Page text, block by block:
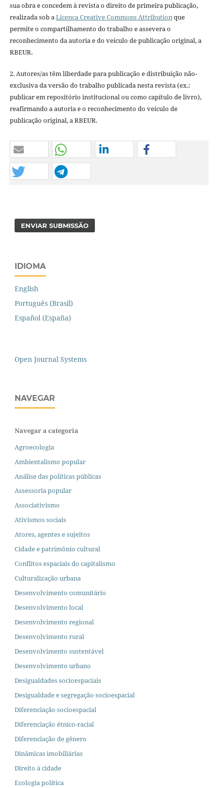
sua obra e concedem à revista o direito de primeira publicação,
realizada sob aLicença Creative Commons Attributionque
permite o compartilhamento do trabalho e assevera o
reconhecimento da autoria e do veículo de publicação original, a
RBEUR.
2. Autores/as têm liberdade para publicação e distribuição não-
exclusiva da versão do trabalho publicada nesta revista (ex.:
publicar em repositório institucional ou como capítulo de livro),
reafirmando a autoria e o reconhecimento do veículo de
publicação original, a RBEUR.
ENVIAR SUBMISSÃO
IDIOMA
English
Português (Brasil)
Español (España)
Open Journal Systems
NAVEGAR
Navegar a categoria
Agroecologia
Ambientalismo popular
Análise das políticas públicas
Assessoria popular
Associativismo
Ativismos sociais
Atores, agentes e sujeitos
Cidade e patrimônio cultural
Conflitos espaciais do capitalismo
Culturalização urbana
Desenvolvimento comunitário
Desenvolvimento local
Desenvolvimento regional
Desenvolvimento rural
Desenvolvimento sustentável
Desenvolvimento urbano
Desigualdades socioespaciais
Desigualdade e segregação socioespacial
Diferenciação socioespacial
Diferenciação étnico-racial
Diferenciação de gênero
Dinâmicas imobiliárias
Direito à cidade
Ecologia política